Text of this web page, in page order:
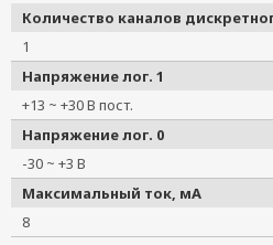
Количество каналов
1
Напряжение лог. 1
+13 ~ +30 В пост.
Напряжение лог. 0
-30 ~ +3 В
Максимальный ток, мА
8